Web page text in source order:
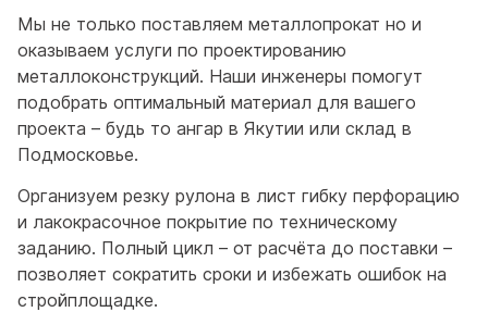
Мы не только поставляем металлопрокат но и
оказываем услуги по проектированию
металлоконструкций. Наши инженеры помогут
подобрать оптимальный материал для вашего
проекта – будь то ангар в Якутии или склад в
Подмосковье.
Организуем резку рулона в лист гибку перфорацию
и лакокрасочное покрытие по техническому
заданию. Полный цикл – от расчёта до поставки –
позволяет сократить сроки и избежать ошибок на
стройплощадке.